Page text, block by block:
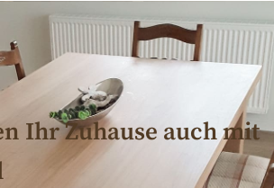
Ihr Zuhause auch mit